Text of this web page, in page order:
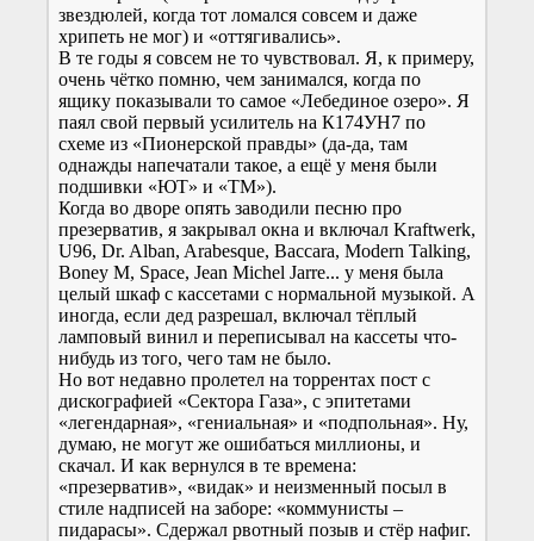
звездюлей, когда тот ломался совсем и даже
хрипеть не мог) и «оттягивались».
В те годы я совсем не то чувствовал. Я, к примеру,
очень чётко помню, чем занимался, когда по
ящику показывали то самое «Лебединое озеро». Я
паял свой первый усилитель на К174УН7 по
схеме из «Пионерской правды» (да-да, там
однажды напечатали такое, а ещё у меня были
подшивки «ЮТ» и «ТМ»).
Когда во дворе опять заводили песню про
презерватив, я закрывал окна и включал Kraftwerk,
U96, Dr. Alban, Arabesque, Baccara, Modern Talking,
Boney M, Space, Jean Michel Jarre... у меня была
целый шкаф с кассетами с нормальной музыкой. А
иногда, если дед разрешал, включал тёплый
ламповый винил и переписывал на кассеты что-
нибудь из того, чего там не было.
Но вот недавно пролетел на торрентах пост с
дискографией «Сектора Газа», с эпитетами
«легендарная», «гениальная» и «подпольная». Ну,
думаю, не могут же ошибаться миллионы, и
скачал. И как вернулся в те времена:
«презерватив», «видак» и неизменный посыл в
стиле надписей на заборе: «коммунисты –
пидарасы». Сдержал рвотный позыв и стёр нафиг.